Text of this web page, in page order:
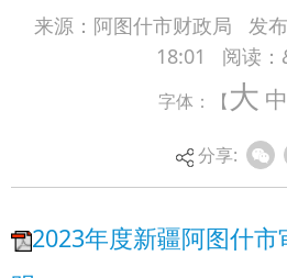
来源：阿图什市财政局 发
18:01
阅读：
字体：【大 中
分享:
2023年度新疆阿图什市审计